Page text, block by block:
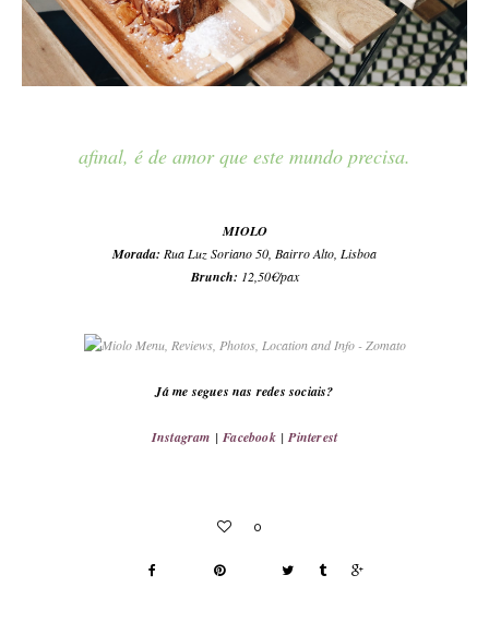
afinal, é de amor que este mundo precisa.
MIOLO
Morada: Rua Luz Soriano 50, Bairro Alto, Lisboa
Brunch: 12,50€/pax
Já me segues nas redes sociais?
Instagram | Facebook|Pinterest